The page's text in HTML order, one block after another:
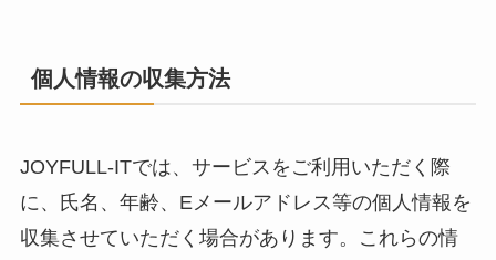
個人情報の収集方法
JOYFULL-ITでは、サービスをご利用いただく際
に、氏名、年齢、Eメールアドレス等の個人情報を
収集させていただく場合があります。これらの情